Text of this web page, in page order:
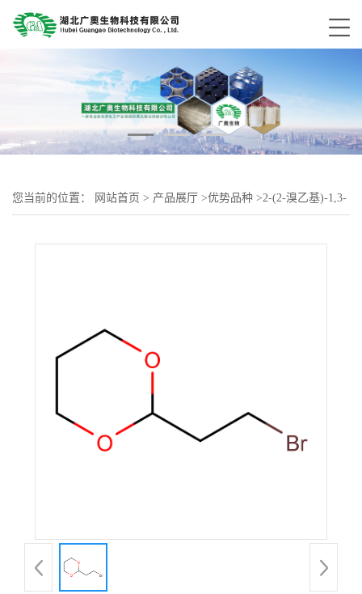
您当前的位置： 网站首页 > 产品展厅 >优势品种 >2-(2-溴乙基)-1,3-